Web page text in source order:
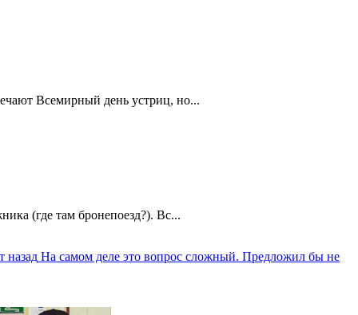
Всемирный день устриц, но...
(где там бронепоезд?). Вс...
назад На самом деле это вопрос сложный. Предложил бы не